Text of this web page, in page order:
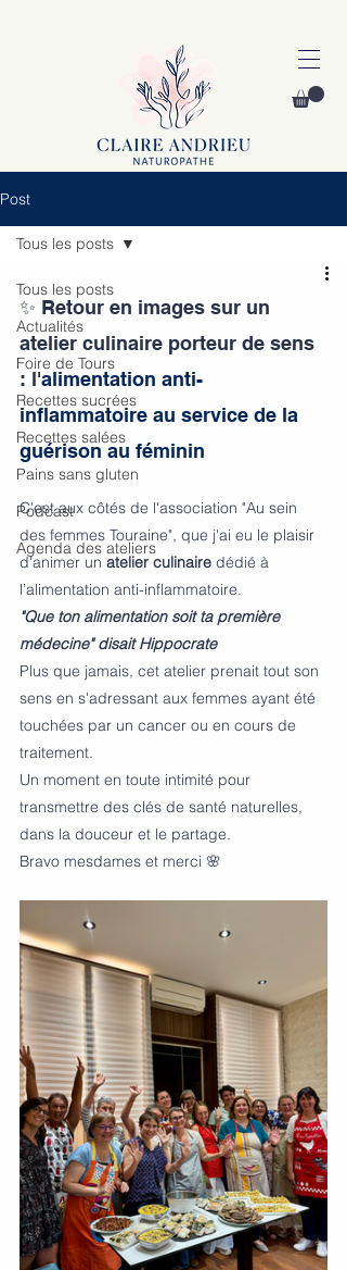
Post
Tous les posts
Actualités
Foire de Tours
Recettes sucrées
Recettes salées
Pains sans gluten
Podcast
Agenda des ateliers
Tous les posts
✨ Retour en images sur un
atelier culinaire porteur de sens
: l'alimentation anti-
inflammatoire au service de la
guérison au féminin
C'est aux côtés de l'association "Au sein
des femmes Touraine", que j'ai eu le plaisir
d'animer un atelier culinaire dédié à
l’alimentation anti-inflammatoire.
"Que ton alimentation soit ta première
médecine" disait Hippocrate
Plus que jamais, cet atelier prenait tout son
sens en s'adressant aux femmes ayant été
touchées par un cancer ou en cours de
traitement.
Un moment en toute intimité pour
transmettre des clés de santé naturelles,
dans la douceur et le partage.
Bravo mesdames et merci 🌸